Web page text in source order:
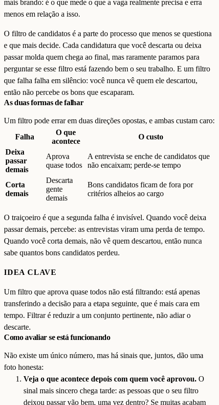
mais brando: é o que mede o que a vaga realmente precisa e erra
menos em relação a isso.
O filtro de candidatos é a parte do processo que menos se questiona
e que mais decide. Cada candidatura que você descarta ou deixa
passar molda quem chega ao final, mas raramente paramos para
perguntar se esse filtro está fazendo bem o seu trabalho. E um filtro
que falha falha em silêncio: você nunca vê quem ele descartou,
então não percebe os bons que escaparam.
As duas formas de falhar
Um filtro pode errar em duas direções opostas, e ambas custam caro:
Falha
O que
acontece
O custo
Deixa
passar
demais
Aprova
quase todos
A entrevista se enche de candidatos que
não encaixam; perde-se tempo
Corta
demais
Descarta
gente
demais
Bons candidatos ficam de fora por
critérios alheios ao cargo
O traiçoeiro é que a segunda falha é invisível. Quando você deixa
passar demais, percebe: as entrevistas viram uma perda de tempo.
Quando você corta demais, não vê quem descartou, então nunca
sabe quantos bons candidatos perdeu.
IDEA CLAVE
Um filtro que aprova quase todos não está filtrando: está apenas
transferindo a decisão para a etapa seguinte, que é mais cara em
tempo. Filtrar é reduzir a um conjunto pertinente, não adiar o
descarte.
Como avaliar se está funcionando
Não existe um único número, mas há sinais que, juntos, dão uma
foto honesta:
Veja o que acontece depois com quem você aprovou. O
sinal mais sincero chega tarde: as pessoas que o seu filtro
deixou passar vão bem, uma vez dentro? Se muitas acabam